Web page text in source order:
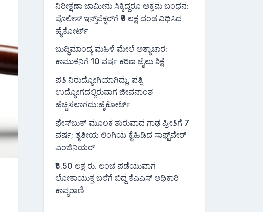
ನಿರೀಕ್ಷಣಾ ಜಾಮೀನು ಸಿಕ್ಕಿದ್ದರೂ ಅಕ್ರಮ ಬಂಧನ:
ಪೊಲೀಸ್ ಇನ್ಸ್‌ಪೆಕ್ಟರ್‌ಗೆ ₹9 ಲಕ್ಷ ದಂಡ ವಿಧಿಸಿದ
ಹೈಕೋರ್ಟ್
ಬುದ್ಧಿಮಾಂದ್ಯ ಮಹಿಳೆ ಮೇಲೆ ಅತ್ಯಾಚಾರ:
ಕಾಮುಕನಿಗೆ 10 ವರ್ಷ ಕಠಿಣ ಜೈಲು ಶಿಕ್ಷೆ
ಪತಿ ನಿರುದ್ಯೋಗಿಯಾಗಿದ್ದು, ಪತ್ನಿ
ಉದ್ಯೋಗದಲ್ಲಿರುವಾಗ ಜೀವನಾಂಶ
ಹೆಚ್ಚಿಸಲಾಗದು:ಹೈಕೋರ್ಟ್
ಫೇಸ್‌ಬುಕ್‌ ಮೂಲಕ ಶುರುವಾದ ಗಾಢ ಪ್ರೀತಿಗೆ 7
ವರ್ಷ; ತೃತೀಯ ಲಿಂಗಿಯ ಕೈಹಿಡಿದ ಸಾಫ್ಟ್‌ವೇರ್
ಎಂಜಿನಿಯರ್
₹5.50 ಲಕ್ಷ ರು. ಲಂಚ ಪಡೆಯುವಾಗ
ಲೋಕಾಯುಕ್ತ ಬಲೆಗೆ ಬಿದ್ದ ಕೆಎಎಸ್ ಅಧಿಕಾರಿ
ಕಾವ್ಯರಾಣಿ